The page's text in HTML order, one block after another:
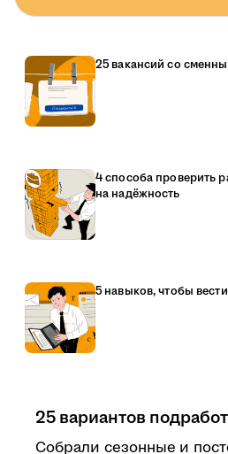
25 вакансий со
4 способа проверить
на надёжность
5 навыков, чтобы
25 вариантов
Собрали сезонные и